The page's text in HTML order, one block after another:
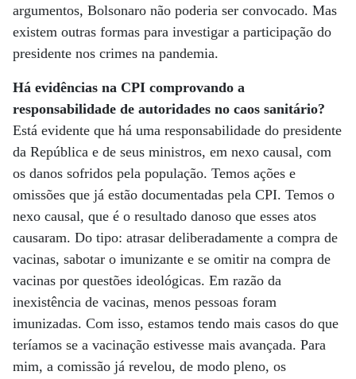
argumentos, Bolsonaro não poderia ser convocado. Mas
existem outras formas para investigar a participação do
presidente nos crimes na pandemia.
Há evidências na CPI comprovando a
responsabilidade de autoridades no caos sanitário?
Está evidente que há uma responsabilidade do presidente
da República e de seus ministros, em nexo causal, com
os danos sofridos pela população. Temos ações e
omissões que já estão documentadas pela CPI. Temos o
nexo causal, que é o resultado danoso que esses atos
causaram. Do tipo: atrasar deliberadamente a compra de
vacinas, sabotar o imunizante e se omitir na compra de
vacinas por questões ideológicas. Em razão da
inexistência de vacinas, menos pessoas foram
imunizadas. Com isso, estamos tendo mais casos do que
teríamos se a vacinação estivesse mais avançada. Para
mim, a comissão já revelou, de modo pleno, os